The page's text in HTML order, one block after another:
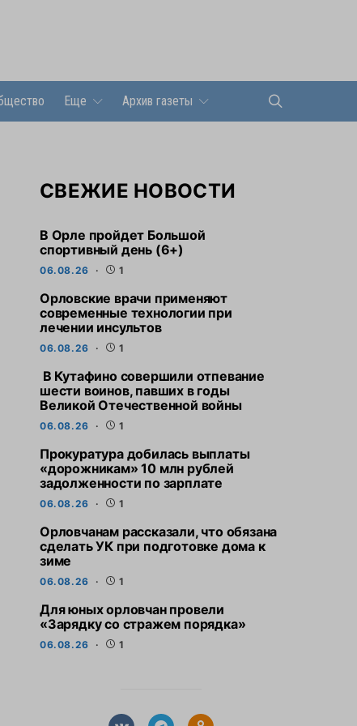
Еще Архив газеты
СВЕЖИЕ НОВОСТИ
В Орле пройдет Большой
спортивный день (6+)
06.08.26 1
Орловские врачи применяют
современные технологии при
лечении инсультов
06.08.26 1
В Кутафино совершили отпевание
шести воинов, павших в годы
Великой Отечественной войны
06.08.26 1
Прокуратура добилась выплаты
«дорожникам» 10 млн рублей
задолженности по зарплате
06.08.26 1
Орловчанам рассказали, что обязана
сделать УК при подготовке дома к
зиме
06.08.26 1
Для юных орловчан провели
«Зарядку со стражем порядка»
06.08.26 1